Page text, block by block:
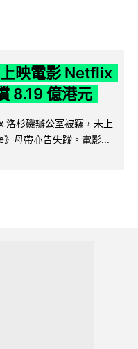
映電影 Netflix
8.19 億港元
洛杉磯辦公室被竊，未上
母帶亦告失蹤。電影...